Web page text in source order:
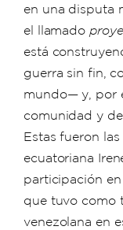
en una disputa
el llamado
está
guerra sin fin,
mundo— y, por
comunidad y
Estas fueron
ecuatoriana
participación en
que tuvo como
venezolana en